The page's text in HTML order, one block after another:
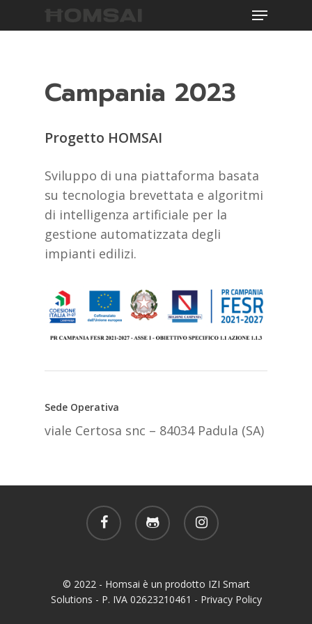
to
Menu
Campania 2023
Progetto HOMSAI
Sviluppo di una piattaforma basata
su tecnologia brevettata e algoritmi
di intelligenza artificiale per la
gestione automatizzata degli
impianti edilizi.
Sede Operativa
viale Certosa snc – 84034 Padula (SA)
facebook github instagram
© 2022 - Homsai è un prodotto IZI Smart
Solutions - P. IVA 02623210461 - Privacy Policy